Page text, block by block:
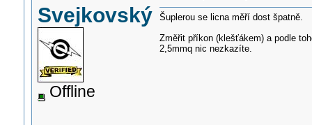
Svejkovský
Offline
Šuplerou se licna měří dost špatně.
Změřit příkon (klešťákem) a podle
2,5mmq nic nezkazíte.